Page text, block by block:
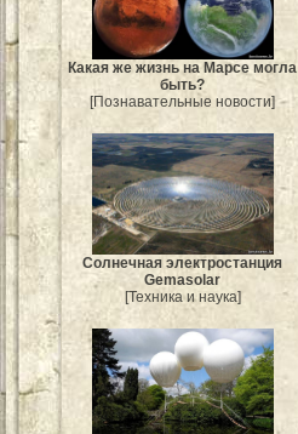
Какая же жизнь на Марсе могла
быть?
[Познавательные новости]
Солнечная электростанция
Gemasolar
[Техника и наука]